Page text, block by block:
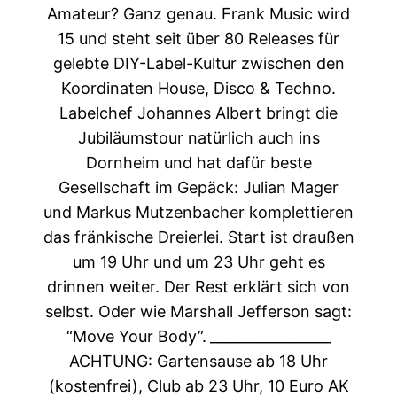
Amateur? Ganz genau. Frank Music wird
15 und steht seit über 80 Releases für
gelebte DIY-Label-Kultur zwischen den
Koordinaten House, Disco & Techno.
Labelchef Johannes Albert bringt die
Jubiläumstour natürlich auch ins
Dornheim und hat dafür beste
Gesellschaft im Gepäck: Julian Mager
und Markus Mutzenbacher komplettieren
das fränkische Dreierlei. Start ist draußen
um 19 Uhr und um 23 Uhr geht es
drinnen weiter. Der Rest erklärt sich von
selbst. Oder wie Marshall Jefferson sagt:
“Move Your Body”.
ACHTUNG: Gartensause ab 18 Uhr
(kostenfrei), Club ab 23 Uhr, 10 Euro AK